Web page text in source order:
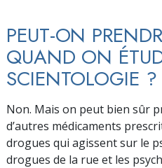
PEUT-ON
QUAND ON
SCIENTOLOGIE ?
Non. Mais on peut bien sûr
d’autres médicaments
drogues qui agissent sur le
drogues de la rue et les